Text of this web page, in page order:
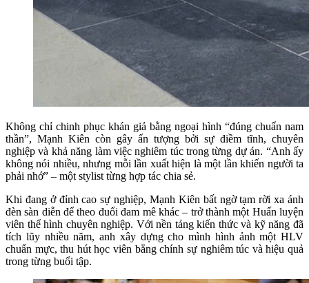
Không chỉ chinh phục khán giả bằng ngoại hình “đúng chuẩn nam
thần”, Mạnh Kiên còn gây ấn tượng bởi sự điềm tĩnh, chuyên
nghiệp và khả năng làm việc nghiêm túc trong từng dự án. “Anh ấy
không nói nhiều, nhưng mỗi lần xuất hiện là một lần khiến người ta
phải nhớ” – một stylist từng hợp tác chia sẻ.
Khi đang ở đỉnh cao sự nghiệp, Mạnh Kiên bất ngờ tạm rời xa ánh
đèn sàn diễn để theo đuổi đam mê khác – trở thành một Huấn luyện
viên thể hình chuyên nghiệp. Với nền tảng kiến thức và kỹ năng đã
tích lũy nhiều năm, anh xây dựng cho mình hình ảnh một HLV
chuẩn mực, thu hút học viên bằng chính sự nghiêm túc và hiệu quả
trong từng buổi tập.